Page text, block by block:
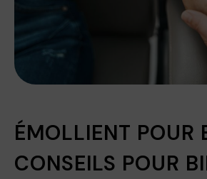
ÉMOLLIENT POUR
CONSEILS POUR